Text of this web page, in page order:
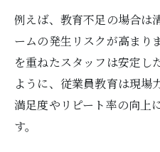
例えば、教育不足の場合は
ームの発生リスクが高まり
を重ねたスタッフは安定し
ように、従業員教育は現場
満足度やリピート率の向上
す。